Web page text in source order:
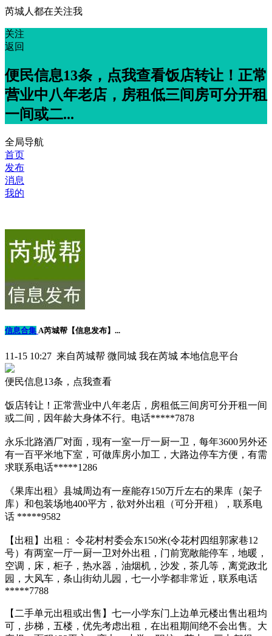
芮城人都在关注我
关注
返回
便民信息13条，点我查看饭店转让！正常
营业中八年老店，房租低三间房可分开租
一间或二...
全局导航
首页
发布
消息
我的
信息合集 A芮城帮【信息发布】...
11-15 10:27 来自芮城帮 微同城 我在芮城 本地信息平台
便民信息13条，点我查看
饭店转让！正常营业中八年老店，房租低三间房可分开租一间
或二间，因年龄大身体不行。电话*****7878
永乐北路酒厂对面，现有一室一厅一厨一卫，每年3600另外还
有一百平米地下室，可做库房小加工，大路边停车方便，有需
求联系电话*****1286
《果库出租》县城周边有一座能存150万斤左右的果库（架子
库）和包装场地400平方，欲对外出租（可分开租），联系电
话 *****9582
【出租】出租： 令花村村委会东150米(令花村四组郭家巷12
号）有两室一厅一厨一卫对外出租，门前宽敞能停车，地暖，
空调，床，柜子，热水器，油烟机，沙发，茶几等，离党政北
园，大风车，条山街幼儿园，七一小学都非常近，联系电话
*****7788
【二手单元出租或出售】七一小学东门上边单元楼出售出租均
可，步梯，五楼，优先考虑出租，在出租期间绝不会出售。大